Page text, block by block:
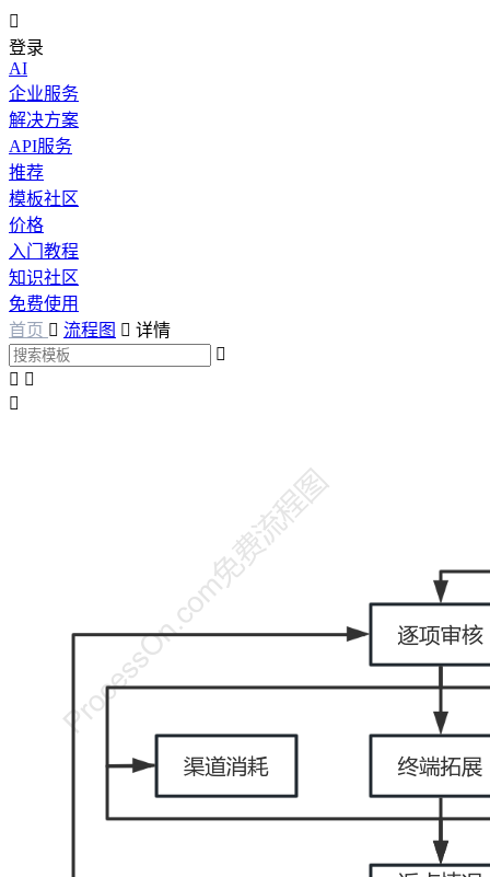

登录
AI
企业服务
解决方案
API服务
推荐
模板社区
价格
入门教程
知识社区
免费使用
首页  流程图  详情

 
